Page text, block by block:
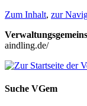
Zum Inhalt, zur
aindling.de/
Suche VGem